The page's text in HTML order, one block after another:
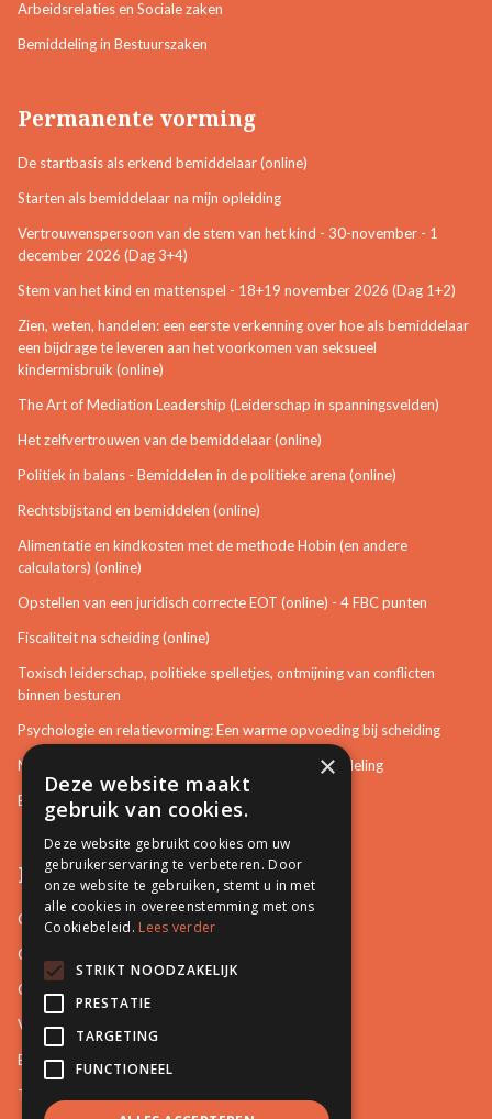
Arbeidsrelaties en Sociale zaken
Bemiddeling in Bestuurszaken
Permanente vorming
De startbasis als erkend bemiddelaar (online)
Starten als bemiddelaar na mijn opleiding
Vertrouwenspersoon van de stem van het kind - 30-november - 1
december 2026 (Dag 3+4)
Stem van het kind en mattenspel - 18+19 november 2026 (Dag 1+2)
Zien, weten, handelen: een eerste verkenning over hoe als bemiddelaar
een bijdrage te leveren aan het voorkomen van seksueel
kindermisbruik (online)
The Art of Mediation Leadership (Leiderschap in spanningsvelden)
Het zelfvertrouwen van de bemiddelaar (online)
Politiek in balans - Bemiddelen in de politieke arena (online)
Rechtsbijstand en bemiddelen (online)
Alimentatie en kindkosten met de methode Hobin (en andere
calculators) (online)
Opstellen van een juridisch correcte EOT (online) - 4 FBC punten
Fiscaliteit na scheiding (online)
Toxisch leiderschap, politieke spelletjes, ontmijning van conflicten
binnen besturen
Psychologie en relatievorming: Een warme opvoeding bij scheiding
Neurotisch of afwijkend gedrag herkennen in bemiddeling
Bemiddeling in bouwzaken
Pro Mediation
Contact
Over ons
Onze docenten
Video's
Blog
Tips
×
Deze website maakt
gebruik van cookies.
Deze website gebruikt cookies om uw
gebruikerservaring te verbeteren. Door
onze website te gebruiken, stemt u in met
alle cookies in overeenstemming met ons
Cookiebeleid. Lees verder
STRIKT NOODZAKELIJK
PRESTATIE
TARGETING
FUNCTIONEEL